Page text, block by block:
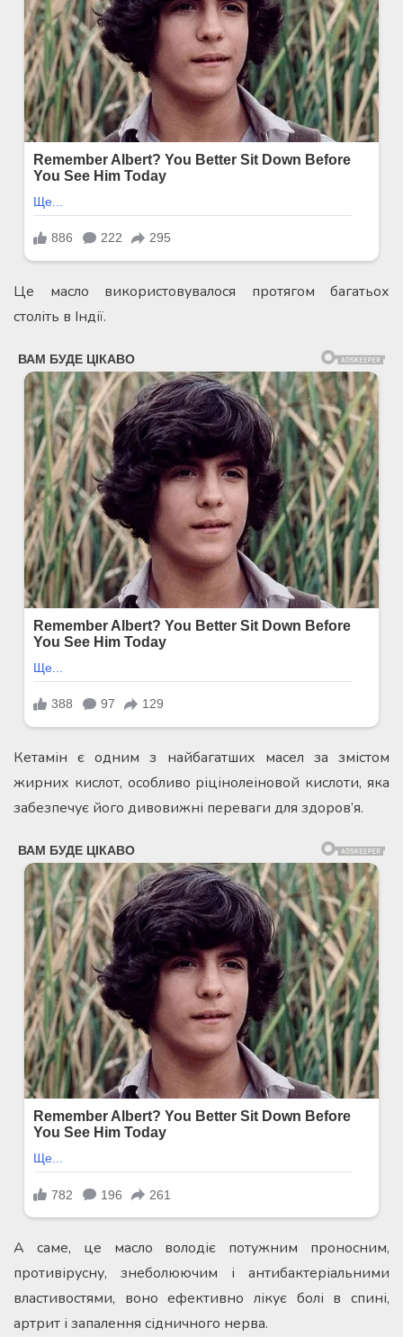
Це масло використовувалося протягом багатьох
століть в Індії.
Кетамін є одним з найбагатших масел за змістом
жирних кислот, особливо ріцінолеіновой кислоти, яка
забезпечує його дивовижні переваги для здоров’я.
А саме, це масло володіє потужним проносним,
противірусну, знеболюючим і антибактеріальними
властивостями, воно ефективно лікує болі в спині,
артрит і запалення сідничного нерва.